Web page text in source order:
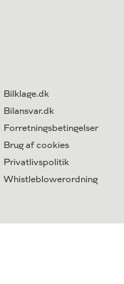
Bilklage.dk
Bilansvar.dk
Forretningsbetingelser
Brug af cookies
Privatlivspolitik
Whistleblowerordning